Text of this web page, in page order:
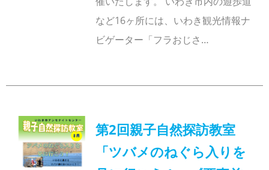
など16ヶ所には、いわき観光情報ナ
ビゲーター「フラおじさ…
第2回親子自然探訪教室
「ツバメのねぐら入りを